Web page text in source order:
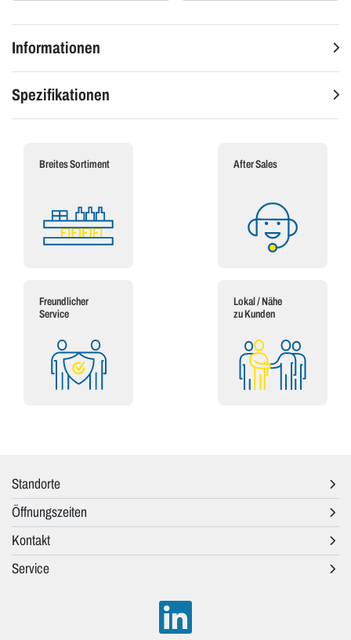
Informationen
Spezifikationen
Breites Sortiment After Sales
Freundlicher
Service
Lokal / Nähe
zu Kunden
Standorte
Öffnungszeiten
Kontakt
Service